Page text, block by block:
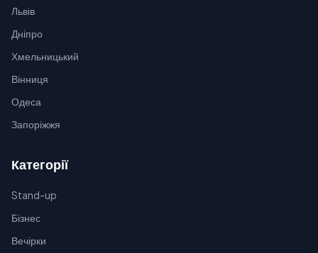
Львів
Дніпро
Хмельницький
Вінниця
Одеса
Запоріжжя
Категорії
Stand-up
Бізнес
Вечірки